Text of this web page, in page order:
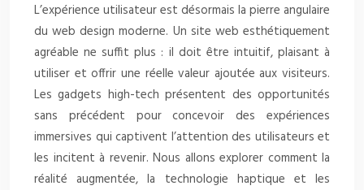
L’expérience utilisateur est désormais la pierre angulaire
du web design moderne. Un site web esthétiquement
agréable ne suffit plus : il doit être intuitif, plaisant à
utiliser et offrir une réelle valeur ajoutée aux visiteurs.
Les gadgets high-tech présentent des opportunités
sans précédent pour concevoir des expériences
immersives qui captivent l’attention des utilisateurs et
les incitent à revenir. Nous allons explorer comment la
réalité augmentée, la technologie haptique et les